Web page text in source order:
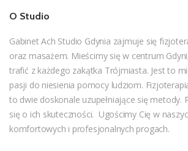
O Studio
Gabinet Ach Studio Gdynia zajmuje się
oraz masażem. Mieścimy się w centrum
trafić z każdego zakątka Trójmiasta. Jest to
pasji do niesienia pomocy ludziom.
to dwie doskonale uzupełniające się metody.
się o ich skuteczności. Ugościmy Cię w
komfortowych i profesjonalnych progach.